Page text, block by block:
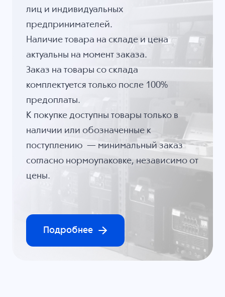
лиц и индивидуальных
предпринимателей.
Наличие товара на складе и цена
актуальны на момент заказа.
Заказ на товары со склада
комплектуется только после 100%
предоплаты.
К покупке доступны товары только в
наличии или обозначенные к
поступлению — минимальный заказ
согласно нормоупаковке, независимо от
цены.
Подробнее